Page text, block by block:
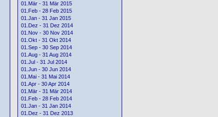
01.Mär - 31 Mär 2015
01.Feb - 28 Feb 2015
01.Jan - 31 Jan 2015
01.Dez - 31 Dez 2014
01.Nov - 30 Nov 2014
01.Okt - 31 Okt 2014
01.Sep - 30 Sep 2014
01.Aug - 31 Aug 2014
01.Jul - 31 Jul 2014
01.Jun - 30 Jun 2014
01.Mai - 31 Mai 2014
01.Apr - 30 Apr 2014
01.Mär - 31 Mär 2014
01.Feb - 28 Feb 2014
01.Jan - 31 Jan 2014
01.Dez - 31 Dez 2013